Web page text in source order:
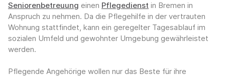
Seniorenbetreuung einen Pflegedienst in Bremen in
Anspruch zu nehmen. Da die Pflegehilfe in der vertrauten
Wohnung stattfindet, kann ein geregelter Tagesablauf im
sozialen Umfeld und gewohnter Umgebung gewährleistet
werden.
Pflegende Angehörige wollen nur das Beste für ihre